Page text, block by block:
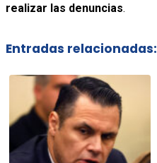
realizar las denuncias.
Entradas relacionadas: